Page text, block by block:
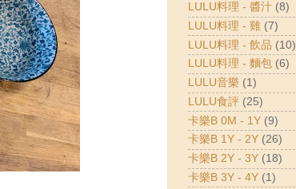
LULU料理 - 醬汁 (8)
LULU料理 - 雞 (7)
LULU料理 - 飲品 (10)
LULU料理 - 麵包 (6)
LULU音樂 (1)
LULU食評 (25)
卡樂B 0M - 1Y (9)
卡樂B 1Y - 2Y (26)
卡樂B 2Y - 3Y (18)
卡樂B 3Y - 4Y (1)